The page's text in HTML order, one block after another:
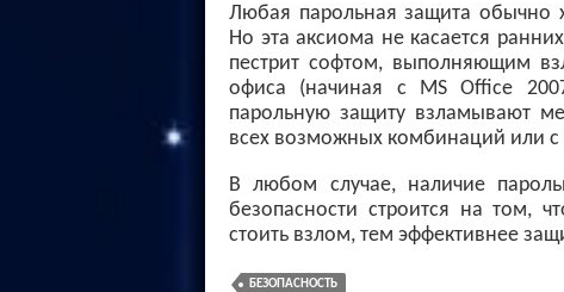
Любая парольная защита обычно
Но эта аксиома не касается
пестрит софтом, выполняющим
офиса (начиная с MS Office
парольную защиту взламывают
всех возможных комбинаций или с
В любом случае, наличие
безопасности строится на том,
стоить взлом, тем эффективнее
БЕЗОПАСНОСТЬ